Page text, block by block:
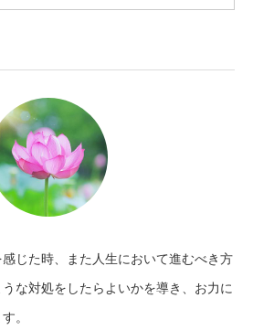
じた時、また人生において進むべき方
な対処をしたらよいかを導き、お力に
。